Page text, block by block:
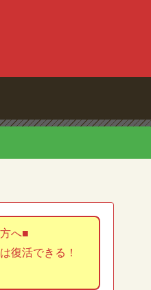
へ■
復活できる！